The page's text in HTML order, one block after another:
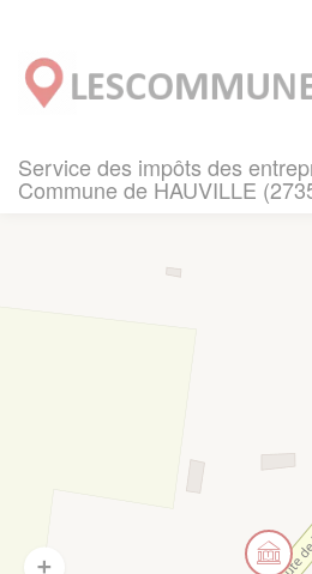
Service des impôts des
Commune de HAUVILLE